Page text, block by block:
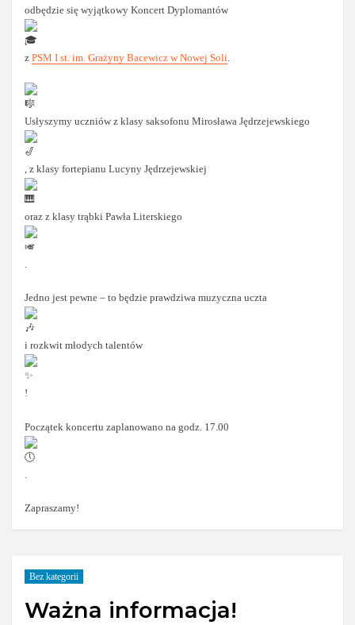
odbędzie się wyjątkowy Koncert Dyplomantów
zPSM I st. im. Grażyny Bacewicz w Nowej Soli
Usłyszymy uczniów z klasy saksofonu Mirosława Jędrzejewskiego
, z klasy fortepianu Lucyny Jędrzejewskiej
oraz z klasy trąbki Pawła Literskiego
.
Jedno jest pewne – to będzie prawdziwa muzyczna uczta
i rozkwit młodych talentów
!
Początek koncertu zaplanowano na godz. 17.00
Zapraszamy!
Bez kategorii
Ważna informacja!